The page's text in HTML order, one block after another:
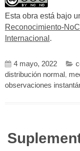
Esta obra está bajo
Reconocimiento-
Internacional .
4 mayo, 2022
distribución normal ,
observaciones